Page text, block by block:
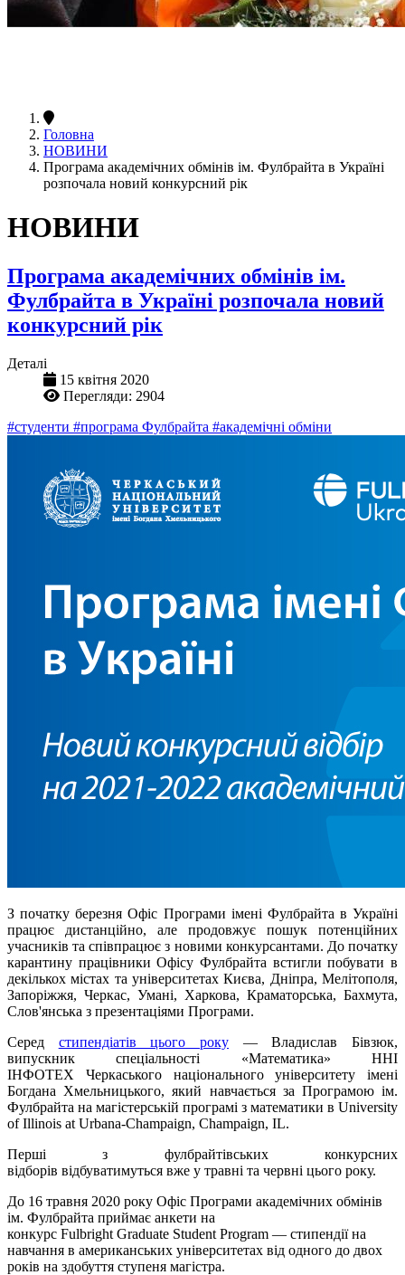
Головна
НОВИНИ
Програма академічних обмінів ім. Фулбрайта в Україні
розпочала новий конкурсний рік
НОВИНИ
Програма академічних обмінів ім.
Фулбрайта в Україні розпочала новий
конкурсний рік
Деталі
15 квітня 2020
Перегляди: 2904
#студенти #програма Фулбрайта #академічні обміни
З початку березня Офіс Програми імені Фулбрайта в Україні
працює дистанційно, але продовжує пошук потенційних
учасників та співпрацює з новими конкурсантами. До початку
карантину працівники Офісу Фулбрайта встигли побувати в
декількох містах та університетах Києва, Дніпра, Мелітополя,
Запоріжжя, Черкас, Умані, Харкова, Краматорська, Бахмута,
Слов'янська з презентаціями Програми.
Серед стипендіатів цього року — Владислав Бівзюк,
випускник спеціальності «Математика» ННІ
ІНФОТЕХ Черкаського національного університету імені
Богдана Хмельницького, який навчається за Програмою ім.
Фулбрайта на магістерській програмі з математики в University
of Illinois at Urbana-Champaign, Champaign, IL.
Перші з фулбрайтівських конкурсних
відборів відбуватимуться вже у травні та червні цього року.
До 16 травня 2020 року Офіс Програми академічних обмінів
ім. Фулбрайта приймає анкети на
конкурс Fulbright Graduate Student Program — cтипендії на
навчання в американських університетах від одного до двох
років на здобуття ступеня магістра.